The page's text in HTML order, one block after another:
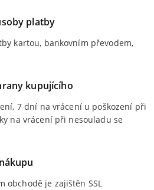
platby
kartou, bankovním převodem,
kupujícího
7 dní na vrácení u poškození při
na vrácení při nesouladu se
obchodě je zajištěn SSL